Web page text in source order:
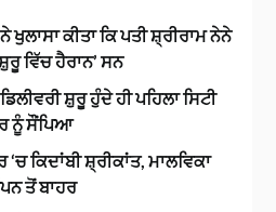
ਖੁਲਾਸਾ ਕੀਤਾ ਕਿ ਪਤੀ ਸ਼੍ਰੀਰਾਮ ਨੇਨੇ
ਵਿੱਚ ਹੈਰਾਨ’ ਸਨ
ਸ਼ੁਰੂ ਹੁੰਦੇ ਹੀ ਪਹਿਲਾ ਸਿਟੀ
ਨੂੰ ਸੌਂਪਿਆ
‘ਚ ਕਿਦਾਂਬੀ ਸ਼੍ਰੀਕਾਂਤ, ਮਾਲਵਿਕਾ
ਤੋਂ ਬਾਹਰ